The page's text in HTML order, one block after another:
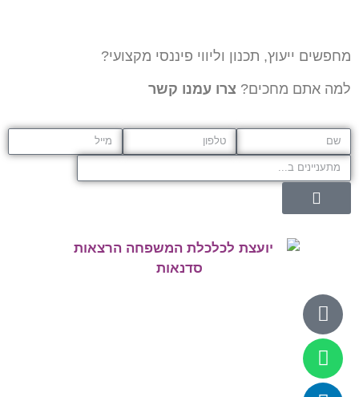
מחפשים ייעוץ, תכנון וליווי פיננסי מקצועי?
למה אתם מחכים? צרו עמנו קשר